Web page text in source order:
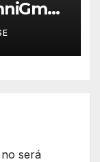
será